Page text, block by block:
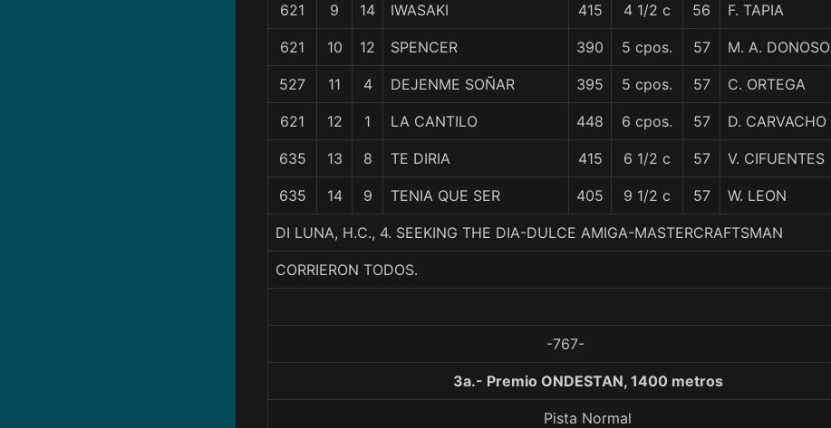
621 9 14 IWASAKI 415 4 1/2 c 56 F. TAPIA
621 10 12 SPENCER 390 5 cpos. 57 M. A. DONOSO
527 11 4 DEJENME SOÑAR 395 5 cpos. 57 C. ORTEGA
621 12 1 LA CANTILO 448 6 cpos. 57 D. CARVACHO
635 13 8 TE DIRIA 415 6 1/2 c 57 V. CIFUENTES
635 14 9 TENIA QUE SER 405 9 1/2 c 57 W. LEON
DI LUNA, H.C., 4. SEEKING THE DIA-DULCE AMIGA-MASTERCRAFTSMAN
CORRIERON TODOS.
-767-
3a.- Premio ONDESTAN, 1400 metros
Pista Normal